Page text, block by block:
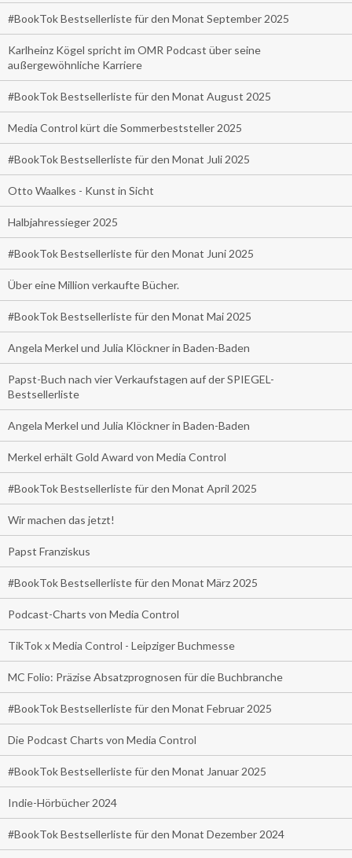
#BookTok Bestsellerliste für den Monat September 2025
Karlheinz Kögel spricht im OMR Podcast über seine
außergewöhnliche Karriere
#BookTok Bestsellerliste für den Monat August 2025
Media Control kürt die Sommerbeststeller 2025
#BookTok Bestsellerliste für den Monat Juli 2025
Otto Waalkes - Kunst in Sicht
Halbjahressieger 2025
#BookTok Bestsellerliste für den Monat Juni 2025
Über eine Million verkaufte Bücher.
#BookTok Bestsellerliste für den Monat Mai 2025
Angela Merkel und Julia Klöckner in Baden-Baden
Papst-Buch nach vier Verkaufstagen auf der SPIEGEL-
Bestsellerliste
Angela Merkel und Julia Klöckner in Baden-Baden
Merkel erhält Gold Award von Media Control
#BookTok Bestsellerliste für den Monat April 2025
Wir machen das jetzt!
Papst Franziskus
#BookTok Bestsellerliste für den Monat März 2025
Podcast-Charts von Media Control
TikTok x Media Control - Leipziger Buchmesse
MC Folio: Präzise Absatzprognosen für die Buchbranche
#BookTok Bestsellerliste für den Monat Februar 2025
Die Podcast Charts von Media Control
#BookTok Bestsellerliste für den Monat Januar 2025
Indie-Hörbücher 2024
#BookTok Bestsellerliste für den Monat Dezember 2024